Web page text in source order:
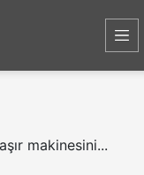
makinesini...